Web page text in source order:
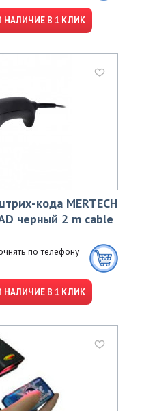
НАЛИЧИЕ В 1 КЛИК
кода MERTECH
черный 2 m cable
по телефону
НАЛИЧИЕ В 1 КЛИК